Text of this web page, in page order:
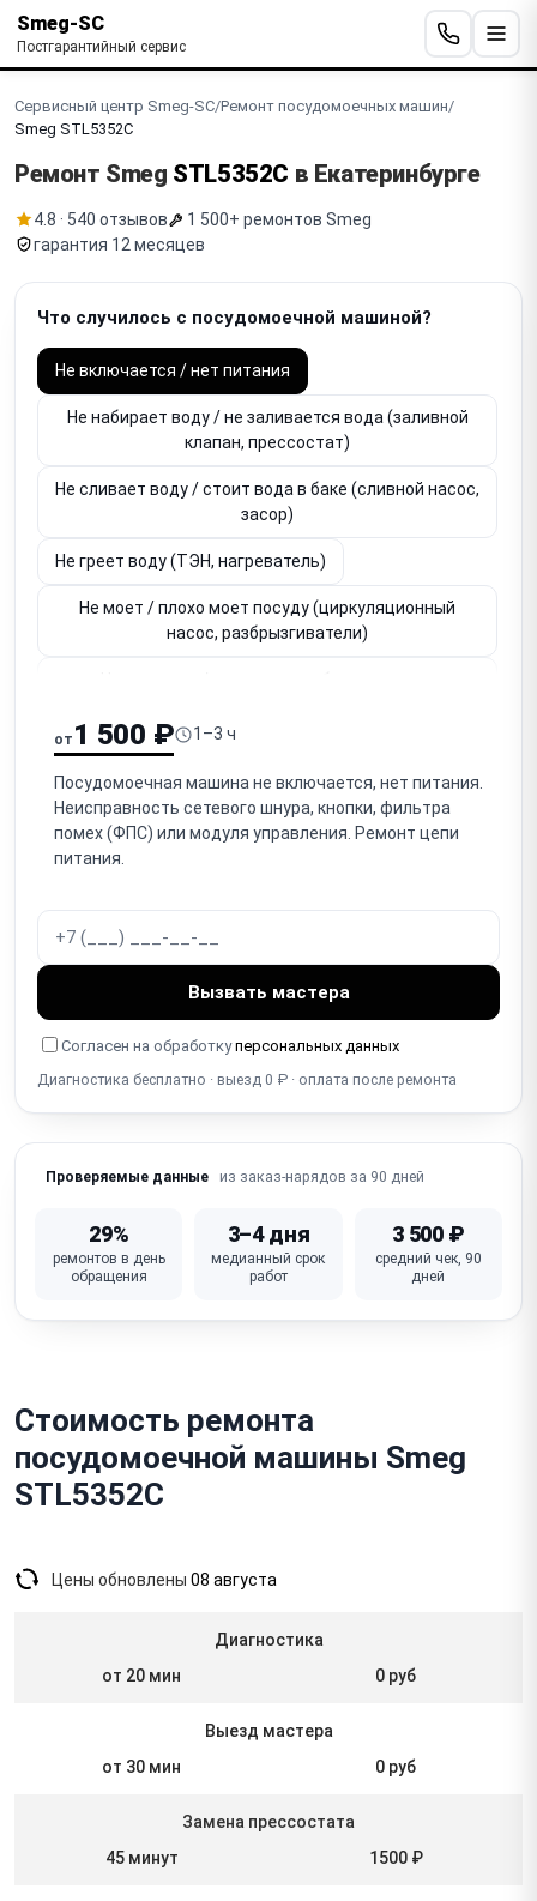
Smeg-SC
Постгарантийный сервис
Сервисный центр Smeg-SC/Ремонт посудомоечных машин/
Smeg STL5352C
Ремонт Smeg STL5352C в Екатеринбурге
4.8 · 540 отзывов
1 500+ ремонтов Smeg
гарантия 12 месяцев
Что случилось с посудомоечной машиной?
Не включается / нет питания
Не набирает воду / не заливается вода (заливной
клапан, прессостат)
Не сливает воду / стоит вода в баке (сливной насос,
засор)
Не греет воду (ТЭН, нагреватель)
Не моет / плохо моет посуду (циркуляционный
насос, разбрызгиватели)
Засорён фильтр / система слива
Течёт вода / протекает (уплотнитель двери,
шланги, бак)
Сработала защита от протечек (Аквастоп)
Не закрывается / не блокируется дверь (замок)
Не растворяется / не открывается дозатор
моющего средства
Не сушит посуду (ТЭН сушки, вентилятор,
теплообменник)
Неисправен модуль управления (плата)
ополаскиватель, смягчитель)
от 1 500 ₽ 1–3 ч
Посудомоечная машина не включается, нет питания.
Неисправность сетевого шнура, кнопки, фильтра
помех (ФПС) или модуля управления. Ремонт цепи
питания.
Вызвать мастера
Согласен на обработкуперсональных данных
Диагностика бесплатно · выезд 0 ₽ · оплата после ремонта
Проверяемые данные из заказ-нарядов за 90 дней
29%
ремонтов в день
обращения
3–4 дня
медианный срок
работ
3 500 ₽
средний чек, 90
дней
Стоимость ремонта
посудомоечной машины Smeg
STL5352C
Цены обновлены 08 августа
Диагностика
от 20 мин
0 руб
Выезд мастера
от 30 мин
0 руб
Замена прессостата
45 минут
1500 ₽